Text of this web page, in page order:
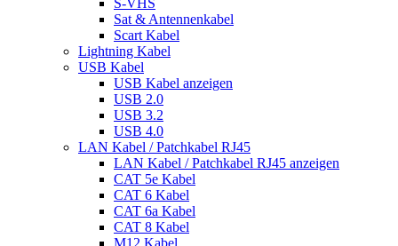
S-VHS
Sat & Antennenkabel
Scart Kabel
Lightning Kabel
USB Kabel
USB Kabel anzeigen
USB 2.0
USB 3.2
USB 4.0
LAN Kabel / Patchkabel RJ45
LAN Kabel / Patchkabel RJ45 anzeigen
CAT 5e Kabel
CAT 6 Kabel
CAT 6a Kabel
CAT 8 Kabel
M12 Kabel